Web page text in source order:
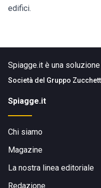
edifici.
Spiagge.it è una soluzione
Società del Gruppo
Spiagge.it
Chi siamo
Magazine
La nostra linea editoriale
Redazione